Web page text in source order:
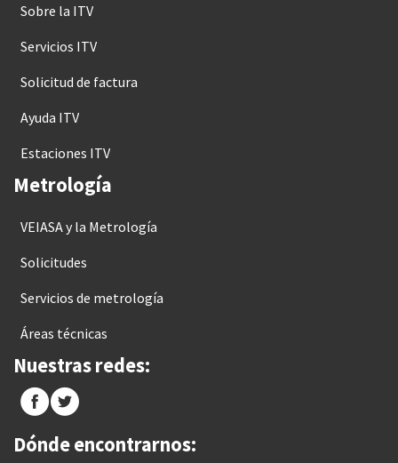
Sobre la ITV
Servicios ITV
Solicitud de factura
Ayuda ITV
Estaciones ITV
Metrología
VEIASA y la Metrología
Solicitudes
Servicios de metrología
Áreas técnicas
Nuestras redes:
Dónde encontrarnos: